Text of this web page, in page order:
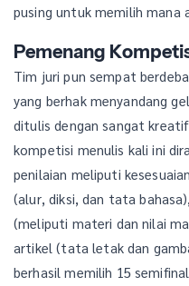
pusing untuk memilih mana
Pemenang
Tim juri pun sempat
yang berhak menyandang
ditulis dengan sangat
kompetisi menulis kali ini
penilaian meliputi
(alur, diksi, dan tata
(meliputi materi dan nilai
artikel (tata letak dan
berhasil memilih 15